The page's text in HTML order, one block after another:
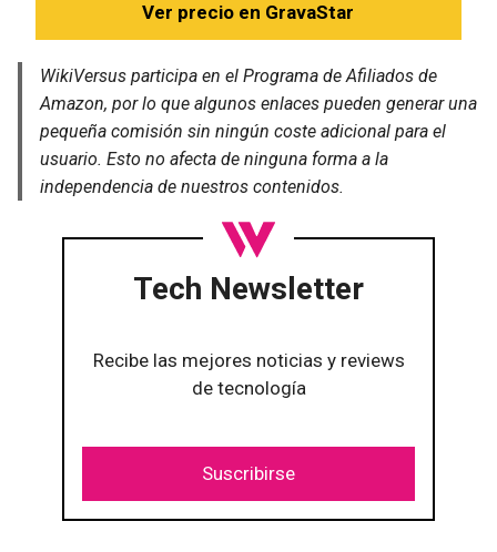
Ver precio en GravaStar
WikiVersus participa en el Programa de Afiliados de
Amazon, por lo que algunos enlaces pueden generar una
pequeña comisión sin ningún coste adicional para el
usuario. Esto no afecta de ninguna forma a la
independencia de nuestros contenidos.
Tech Newsletter
Recibe las mejores noticias y reviews
de tecnología
Suscribirse